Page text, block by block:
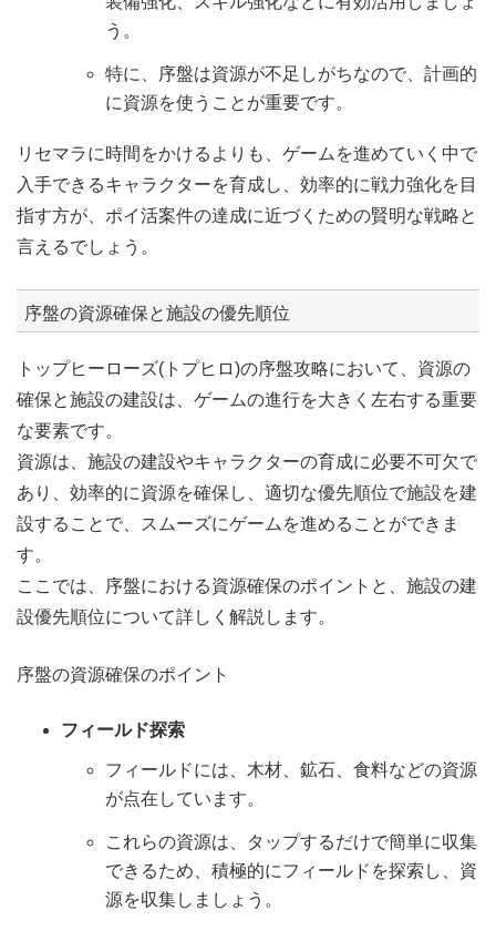
う。
特に、序盤は資源が不足しがちなので、計画的
に資源を使うことが重要です。
リセマラに時間をかけるよりも、ゲームを進めていく中で
入手できるキャラクターを育成し、効率的に戦力強化を目
指す方が、ポイ活案件の達成に近づくための賢明な戦略と
言えるでしょう。
序盤の資源確保と施設の優先順位
トップヒーローズ(トプヒロ)の序盤攻略において、資源の
確保と施設の建設は、ゲームの進行を大きく左右する重要
な要素です。
資源は、施設の建設やキャラクターの育成に必要不可欠で
あり、効率的に資源を確保し、適切な優先順位で施設を建
設することで、スムーズにゲームを進めることができま
す。
ここでは、序盤における資源確保のポイントと、施設の建
設優先順位について詳しく解説します。
序盤の資源確保のポイント
フィールド探索
フィールドには、木材、鉱石、食料などの資源
が点在しています。
これらの資源は、タップするだけで簡単に収集
できるため、積極的にフィールドを探索し、資
源を収集しましょう。